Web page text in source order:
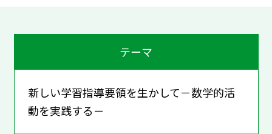
テーマ
新しい学習指導要領を生かして－数学的活
動を実践する－